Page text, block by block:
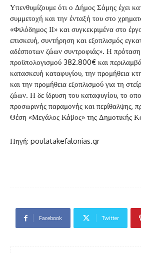
Υπενθυμίζουμε ότι ο Δήμος Σάμης έχει
συμμετοχή και την ένταξή του στο
«Φιλόδημος ΙΙ» και συγκεκριμένα στο
επισκευή, συντήρηση και εξοπλισμός
αδέσποτων ζώων συντροφιάς». Η πρόταση
προϋπολογισμού 382.800€ και
κατασκευή καταφυγίου, την προμήθεια
και την προμήθεια εξοπλισμού για τη
ζώων. Η δε ίδρυση του καταφυγίου, το
προσωρινής παραμονής και περίθαλψης,
Θέση «Μεγάλος Κάβος» της Δημοτικής
Πηγή: poulatakefalonias.gr
Facebook Twitter